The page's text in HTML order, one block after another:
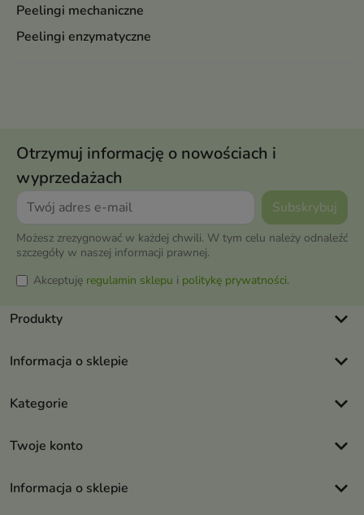
Peelingi mechaniczne
Peelingi enzymatyczne
Otrzymuj informację o nowościach i
wyprzedażach
Możesz zrezygnować w każdej chwili. W tym celu należy odnaleźć
szczegóły w naszej informacji prawnej.
Akceptuję regulamin sklepu i politykę prywatności.
Produkty keyboard_arrow_down
Informacja o sklepie keyboard_arrow_down
Kategorie keyboard_arrow_down
Twoje konto keyboard_arrow_down
Informacja o sklepie keyboard_arrow_down